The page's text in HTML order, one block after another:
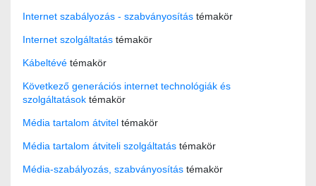
Internet szabályozás - szabványosítás témakör
Internet szolgáltatás témakör
Kábeltévé témakör
Következő generációs internet technológiák és
szolgáltatások témakör
Média tartalom átvitel témakör
Média tartalom átviteli szolgáltatás témakör
Média-szabályozás, szabványosítás témakör